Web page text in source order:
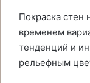
Покраска стен
временем
тенденций и
рельефным